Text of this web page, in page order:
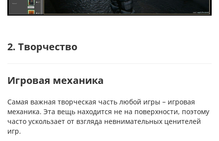
2. Творчество
Игровая механика
Самая важная творческая часть любой игры – игровая
механика. Эта вещь находится не на поверхности, поэтому
часто ускользает от взгляда невнимательных ценителей
игр.